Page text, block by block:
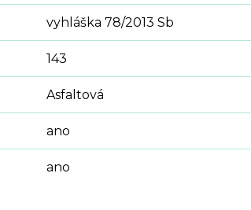
vyhláška 78/2013 Sb
143
Asfaltová
ano
ano